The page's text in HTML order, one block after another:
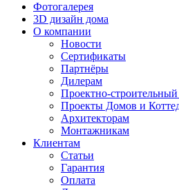
Фотогалерея
3D дизайн дома
О компании
Новости
Сертификаты
Партнёры
Дилерам
Проектно-
Проекты Домов и
Архитекторам
Монтажникам
Клиентам
Статьи
Гарантия
Оплата